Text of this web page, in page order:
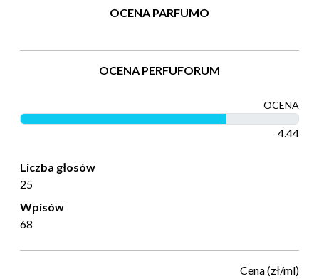
OCENA PARFUMO
OCENA PERFUFORUM
OCENA
4.44
Liczba głosów
25
Wpisów
68
Cena (zł/ml)